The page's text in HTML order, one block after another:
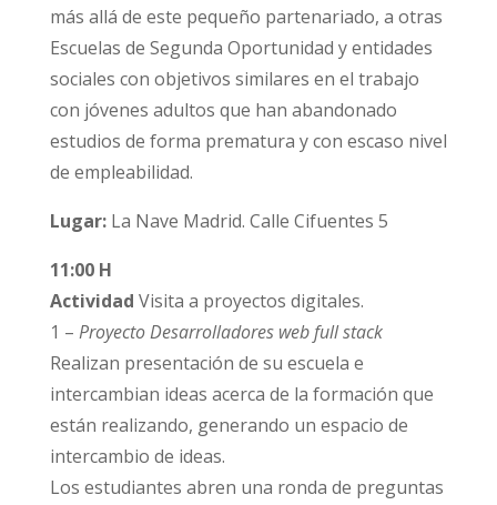
más allá de este pequeño partenariado, a otras
Escuelas de Segunda Oportunidad y entidades
sociales con objetivos similares en el trabajo
con jóvenes adultos que han abandonado
estudios de forma prematura y con escaso nivel
de empleabilidad.
Lugar: La Nave Madrid. Calle Cifuentes 5
11:00 H
Actividad Visita a proyectos digitales.
1 – Proyecto Desarrolladores web full stack
Realizan presentación de su escuela e
intercambian ideas acerca de la formación que
están realizando, generando un espacio de
intercambio de ideas.
Los estudiantes abren una ronda de preguntas